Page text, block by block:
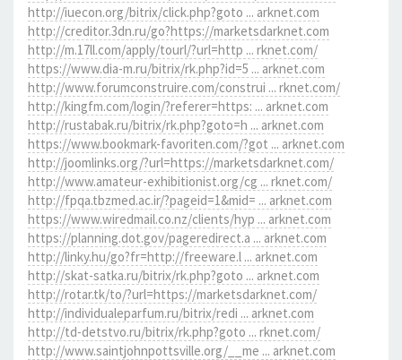
http://iuecon.org/bitrix/click.php?goto ... arknet.com
http://creditor.3dn.ru/go?https://marketsdarknet.com
http://m.17ll.com/apply/tourl/?url=http ... rknet.com/
https://www.dia-m.ru/bitrix/rk.php?id=5 ... arknet.com
http://www.forumconstruire.com/construi ... rknet.com/
http://kingfm.com/login/?referer=https: ... arknet.com
http://rustabak.ru/bitrix/rk.php?goto=h ... arknet.com
https://www.bookmark-favoriten.com/?got ... arknet.com
http://joomlinks.org/?url=https://marketsdarknet.com/
http://www.amateur-exhibitionist.org/cg ... rknet.com/
http://fpqa.tbzmed.ac.ir/?pageid=1&mid= ... arknet.com
https://www.wiredmail.co.nz/clients/hyp ... arknet.com
https://planning.dot.gov/pageredirect.a ... arknet.com
http://linky.hu/go?fr=http://freeware.l ... arknet.com
http://skat-satka.ru/bitrix/rk.php?goto ... arknet.com
http://rotar.tk/to/?url=https://marketsdarknet.com/
http://individualeparfum.ru/bitrix/redi ... arknet.com
http://td-detstvo.ru/bitrix/rk.php?goto ... rknet.com/
http://www.saintjohnpottsville.org/__me ... arknet.com